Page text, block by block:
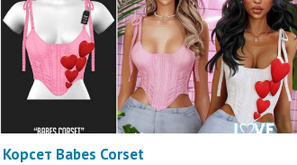
Корсет Babes Corset